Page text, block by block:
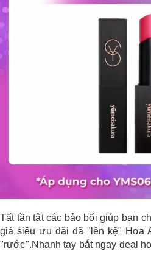
Tất tần tật các bảo bối giúp bạn
giá siêu ưu đãi đã "lên kệ" Hoa
"rước".Nhanh tay bắt ngay deal